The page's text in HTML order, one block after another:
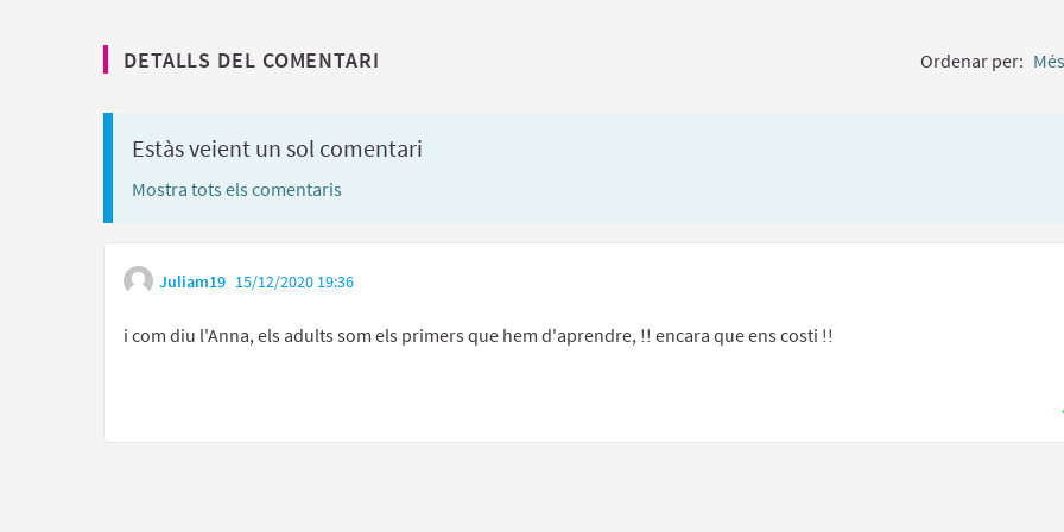
DETALLS DEL COMENTARI Ordenar per:
Estàs veient un sol comentari
Mostra tots els comentaris
Juliam19 15/12/2020 19:36
i com diu l'Anna, els adults som els primers que hem d'aprendre, !! encara que ens costi !!